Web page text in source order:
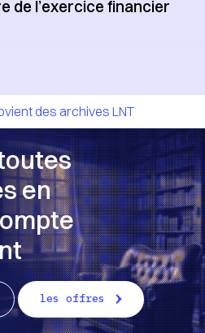
de l’exercice financier
des archives LNT
en
les offres